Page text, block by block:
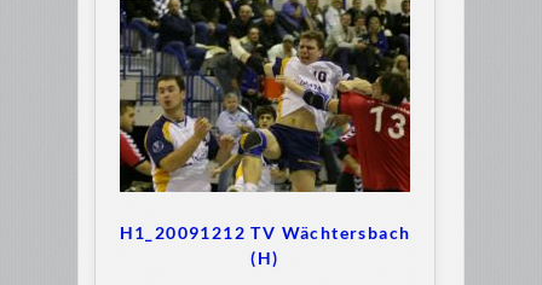
H1_20091212 TV Wächtersbach
(H)